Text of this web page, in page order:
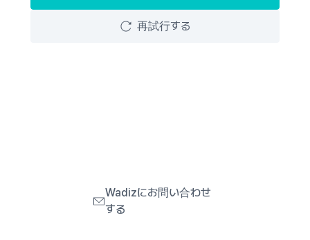
再試行する
Wadizにお問い合わせ
する